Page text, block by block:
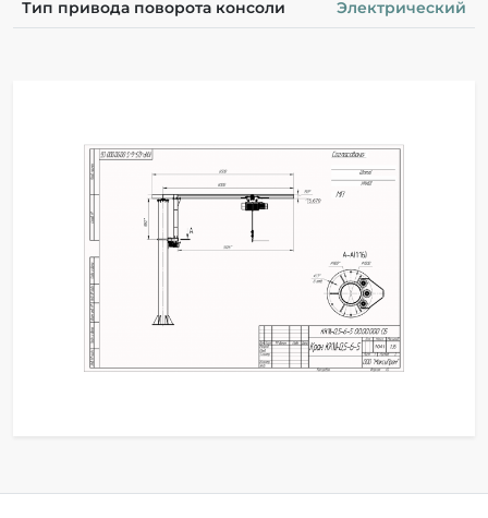
Тип привода поворота консоли Электрический